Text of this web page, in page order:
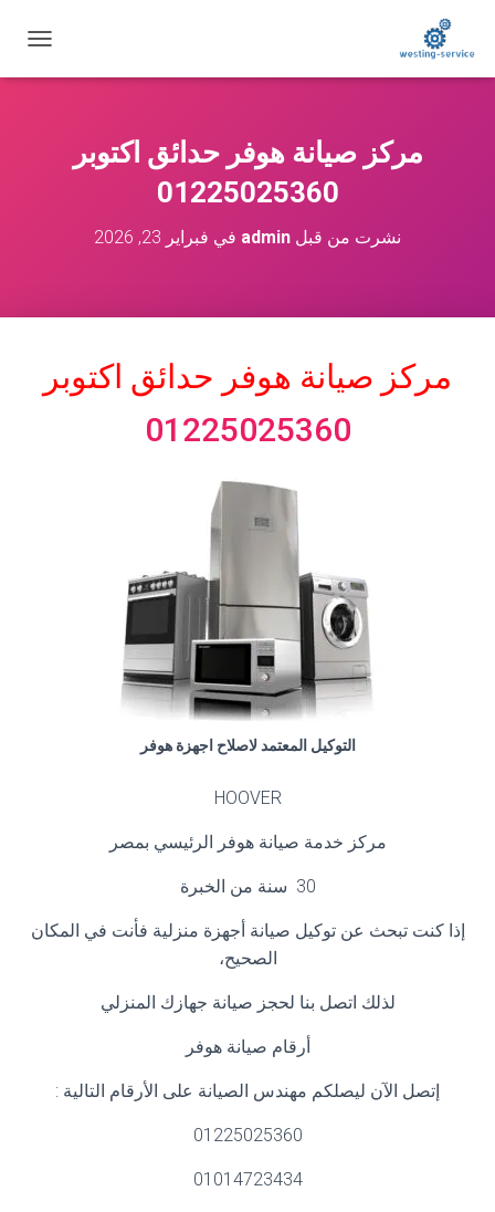
ب
مركز صيانة هوفر حدائق اكتوبر
01225025360
نشرت من قبل admin في فبراير 23, 2026
مركز صيانة هوفر حدائق اكتوبر
01225025360
التوكيل المعتمد لاصلاح اجهزة هوفر
HOOVER
مركز خدمة صيانة هوفر الرئيسي بمصر
30 سنة من الخبرة
إذا كنت تبحث عن توكيل صيانة أجهزة منزلية فأنت في المكان
الصحيح،
لذلك اتصل بنا لحجز صيانة جهازك المنزلي
أرقام صيانة هوفر
إتصل الآن ليصلكم مهندس الصيانة على الأرقام التالية :
01225025360
01014723434